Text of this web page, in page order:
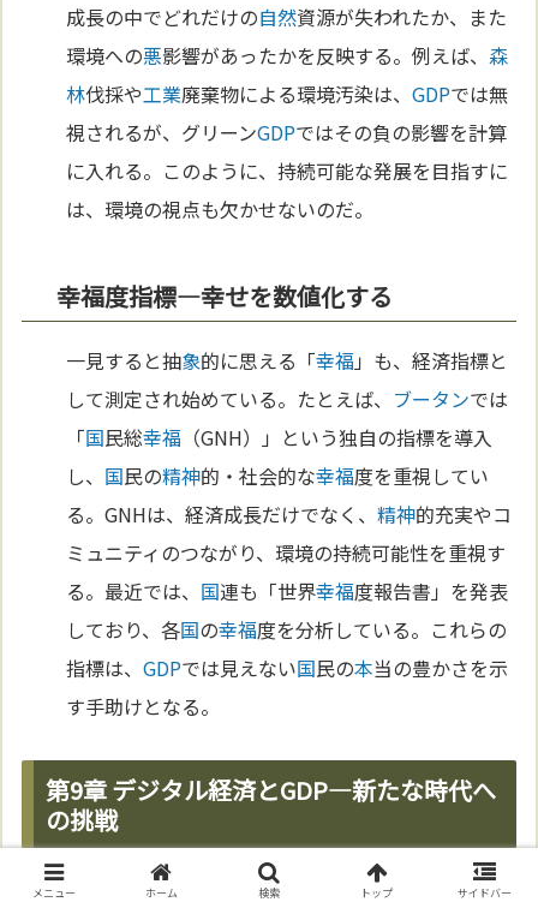
成長の中でどれだけの自然資源が失われたか、また
環境への悪影響があったかを反映する。例えば、 森
林伐採や工業廃棄物による環境汚染は、GDPでは無
視されるが、グリーンGDPではその負の影響を計算
に入れる。このように、持続可能な発展を目指すに
は、環境の視点も欠かせないのだ。
幸福度指標—幸せを数値化する
一見すると抽象的に思える「幸福 」も、経済指標と
して測定され始めている。たとえば、 ブータンでは
「国民総幸福 （GNH）」という独自の指標を導入
し、 国民の精神的・社会的な幸福度を重視してい
る。GNHは、経済成長だけでなく、精神的充実やコ
ミュニティのつながり、環境の持続可能性を重視す
る。最近では、 国連も「世界幸福度報告書」を発表
しており、各国の幸福度を分析している。これらの
指標は、GDPでは見えない国民の本当の豊かさを示
す手助けとなる。
第9章 デジタル経済とGDP—新たな時代へ
の挑戦
無形資産とGDPのギャップ
メニュー ホーム 検索 トップ サイドバー